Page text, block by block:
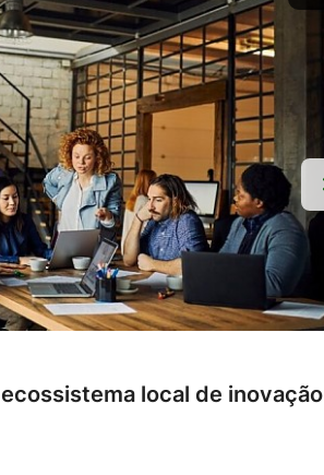
novas leis, Campo Verde